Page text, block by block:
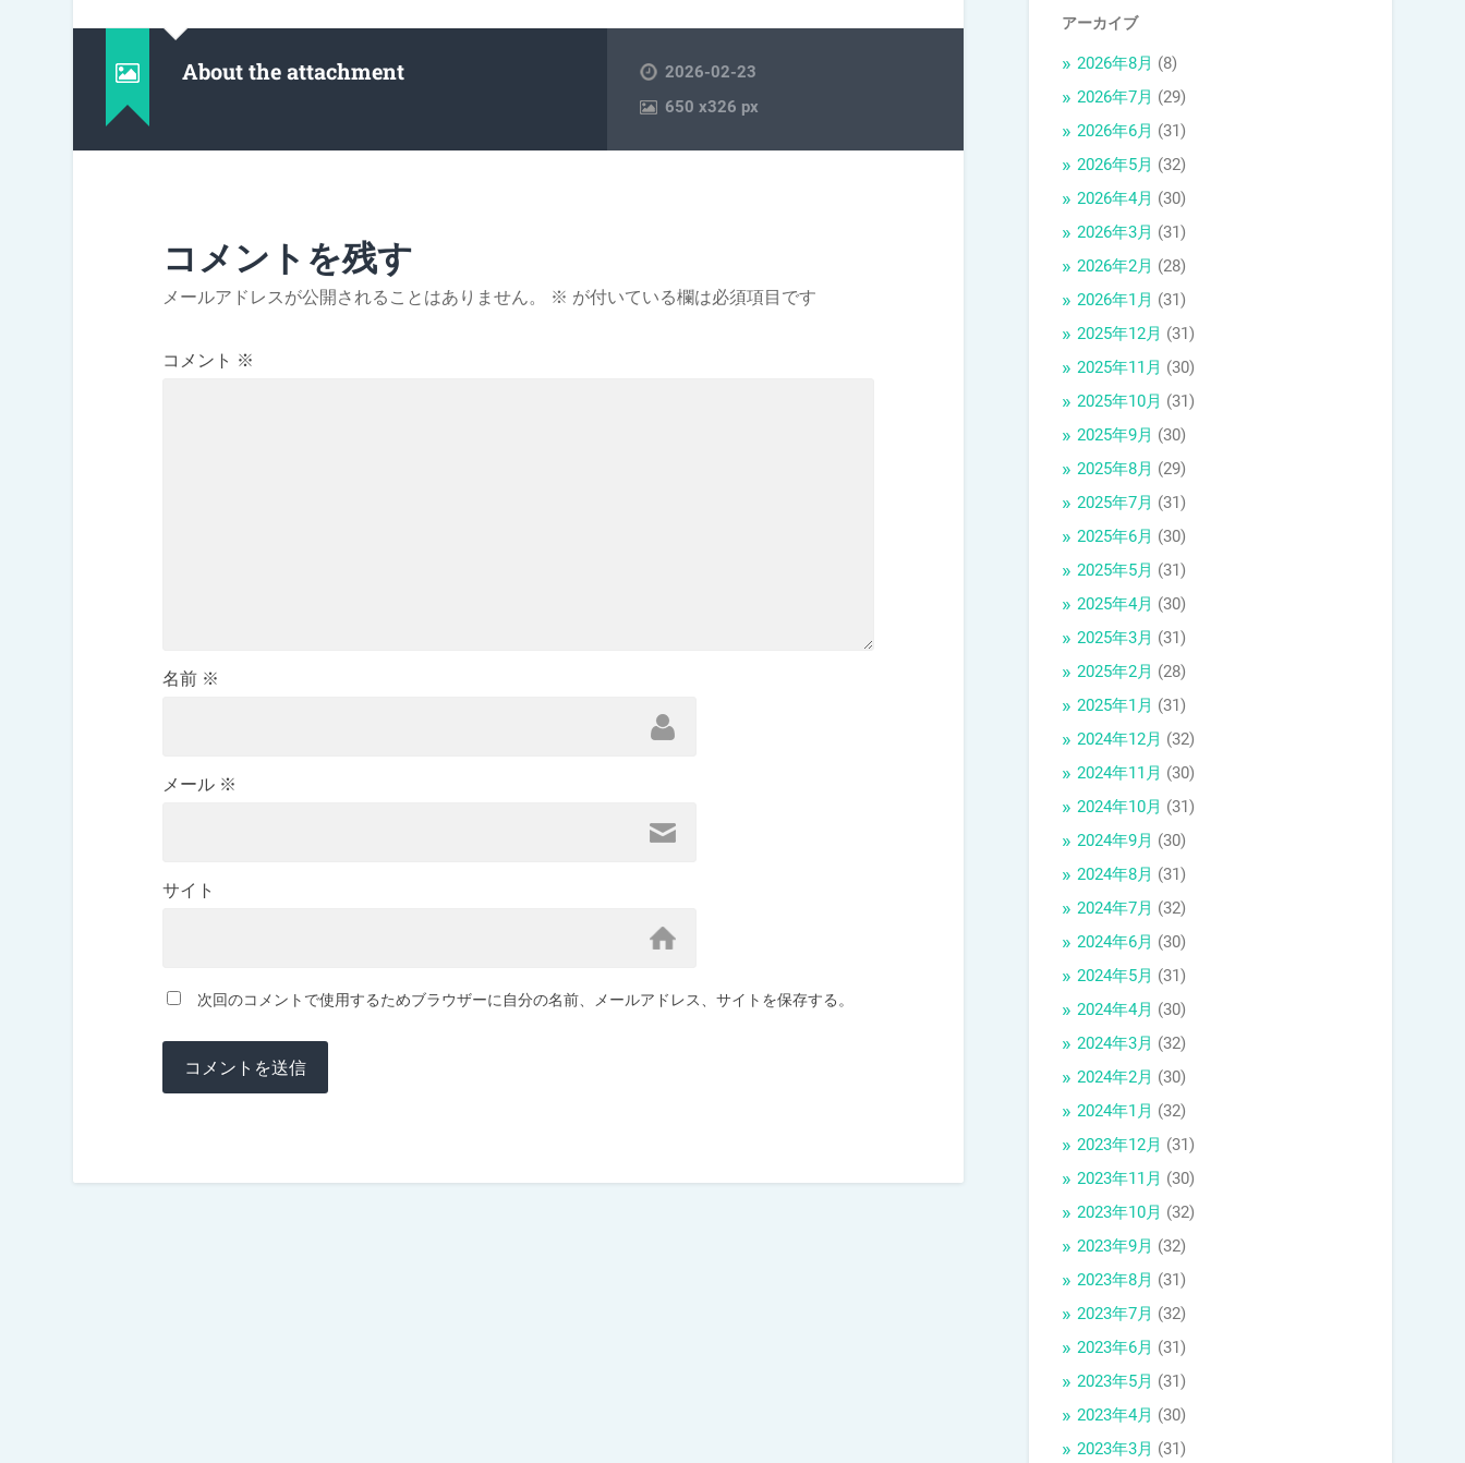
About the attachment
2026-02-23
650x326 px
コメントを残す
メールアドレスが公開されることはありません。 ※ が付いている欄は必須項目です
コメント ※
名前 ※
メール ※
サイト
次回のコメントで使用するためブラウザーに自分の名前、メールアドレス、サイトを保存する。
アーカイブ
2026年8月 (8)
2026年7月 (29)
2026年6月 (31)
2026年5月 (32)
2026年4月 (30)
2026年3月 (31)
2026年2月 (28)
2026年1月 (31)
2025年12月 (31)
2025年11月 (30)
2025年10月 (31)
2025年9月 (30)
2025年8月 (29)
2025年7月 (31)
2025年6月 (30)
2025年5月 (31)
2025年4月 (30)
2025年3月 (31)
2025年2月 (28)
2025年1月 (31)
2024年12月 (32)
2024年11月 (30)
2024年10月 (31)
2024年9月 (30)
2024年8月 (31)
2024年7月 (32)
2024年6月 (30)
2024年5月 (31)
2024年4月 (30)
2024年3月 (32)
2024年2月 (30)
2024年1月 (32)
2023年12月 (31)
2023年11月 (30)
2023年10月 (32)
2023年9月 (32)
2023年8月 (31)
2023年7月 (32)
2023年6月 (31)
2023年5月 (31)
2023年4月 (30)
2023年3月 (31)